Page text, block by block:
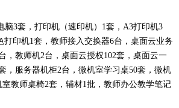
脑3套，打印机（速印机）1套，A3打印机3
打印机1套，教师接入交换器6台，桌面云业务
，教师机2台，桌面云授权102套，桌面云一
，服务器机柜2台，微机室学习桌50套，微机
教师桌椅2套，辅材1批，教师办公教学笔记